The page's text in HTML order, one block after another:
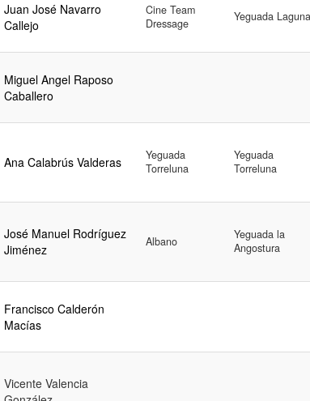
Juan José Navarro
Callejo
Cine Team
Dressage
Yeguada Laguna
Miguel Angel Raposo
Caballero
Ana Calabrús Valderas
Yeguada
Torreluna
Yeguada
Torreluna
José Manuel Rodríguez
Jiménez
Albano
Yeguada la
Angostura
Francisco Calderón
Macías
Vicente Valencia